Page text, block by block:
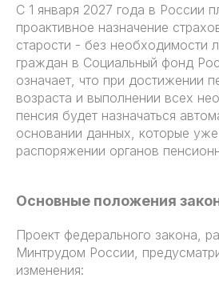
С 1 января 2027 года в России
проактивное назначение
старости - без необходимости
граждан в Социальный фонд
означает, что при достижении
возраста и выполнении всех
пенсия будет назначаться
основании данных, которые уже
распоряжении органов
Основные положения
Проект федерального закона,
Минтрудом России,
изменения: